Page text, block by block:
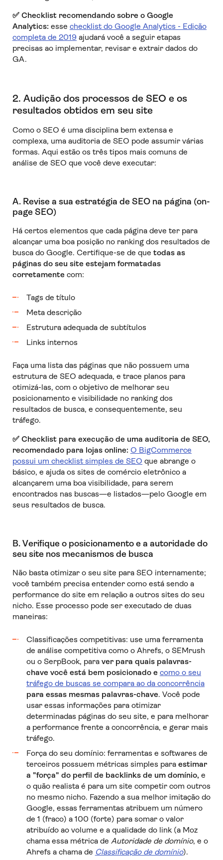
✅ Checklist recomendando sobre o Google
Analytics: esse checklist do Google Analytics - Edição
completa de 2019 ajudará você a seguir etapas
precisas ao implementar, revisar e extrair dados do
GA.
2. Audição dos processos de SEO e os
resultados obtidos em seu site
Como o SEO é uma disciplina bem extensa e
complexa, uma auditoria de SEO pode assumir várias
formas. Aqui estão os três tipos mais comuns de
análise de SEO que você deve executar:
A. Revise a sua estratégia de SEO na página (on-
page SEO)
Há certos elementos que cada página deve ter para
alcançar uma boa posição no ranking dos resultados de
busca do Google. Certifique-se de que todas as
páginas do seu site estejam formatadas
corretamentecom:
Tags de título
Meta descrição
Estrutura adequada de subtítulos
Links internos
Faça uma lista das páginas que não possuem uma
estrutura de SEO adequada, e trace planos para
otimizá-las, com o objetivo de melhorar seu
posicionamento e visibilidade no ranking dos
resultados de busca, e consequentemente, seu
tráfego.
✅ Checklist para execução de uma auditoria de SEO,
recomendado para lojas online: O BigCommerce
possui um checklist simples de SEO que abrange o
básico, e ajuda os sites de comércio eletrônico a
alcançarem uma boa visibilidade, para serem
encontrados nas buscas—e listados—pelo Google em
seus resultados de busca.
B. Verifique o posicionamento e a autoridade do
seu site nos mecanismos de busca
Não basta otimizar o seu site para SEO internamente;
você também precisa entender como está sendo a
performance do site em relação a outros sites do seu
nicho. Esse processo pode ser executado de duas
maneiras:
Classificações competitivas: use uma ferramenta
de análise competitiva como o Ahrefs, o SEMrush
ou o SerpBook, para ver para quais palavras-
chave você está bem posicionado e como o seu
tráfego de buscas se compara ao da concorrência
para essas mesmas palavras-chave. Você pode
usar essas informações para otimizar
determinadas páginas do seu site, e para melhorar
a performance frente a concorrência, e gerar mais
tráfego.
Força do seu domínio: ferramentas e softwares de
terceiros possuem métricas simples para estimar
a "força" do perfil de backlinks de um domínio, e
o quão realista é para um site competir com outros
no mesmo nicho. Fazendo a sua melhor imitação do
Google, essas ferramentas atribuem um número
de 1 (fraco) a 100 (forte) para somar o valor
atribuído ao volume e a qualidade do link (a Moz
chama essa métrica de Autoridade de domínio, e o
Ahrefs a chama de Classificação de domínio).